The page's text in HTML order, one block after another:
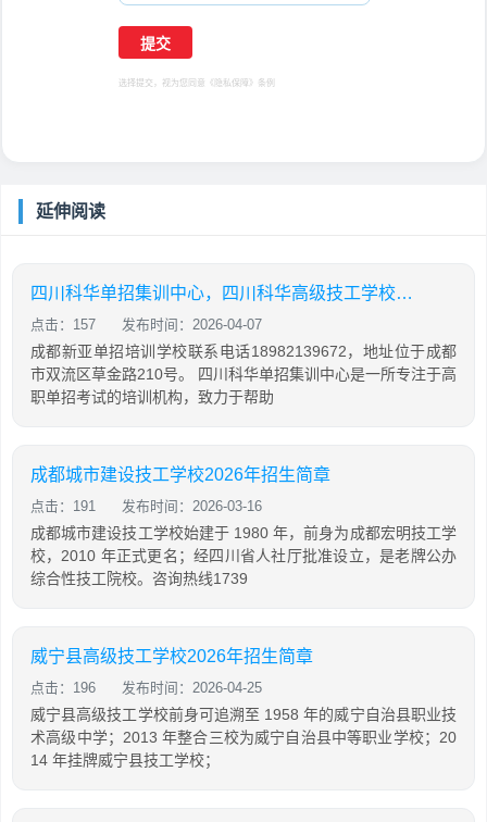
选择提交，视为您同意 《隐私保障》 条例
延伸阅读
四川科华单招集训中心，四川科华高级技工学校官网
点击：157 发布时间：2026-04-07
成都新亚单招培训学校联系电话18982139672，地址位于成都
市双流区草金路210号。 四川科华单招集训中心是一所专注于高
职单招考试的培训机构，致力于帮助
成都城市建设技工学校2026年招生简章
点击：191 发布时间：2026-03-16
成都城市建设技工学校始建于 1980 年，前身为成都宏明技工学
校，2010 年正式更名；经四川省人社厅批准设立，是老牌公办
综合性技工院校。咨询热线1739
威宁县高级技工学校2026年招生简章
点击：196 发布时间：2026-04-25
威宁县高级技工学校前身可追溯至 1958 年的威宁自治县职业技
术高级中学；2013 年整合三校为威宁自治县中等职业学校；20
14 年挂牌威宁县技工学校；